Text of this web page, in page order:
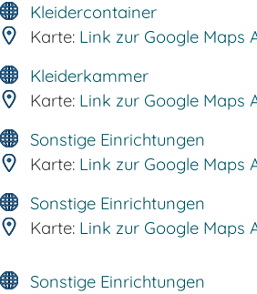
Kleidercontainer
Karte: Link zur Google Maps
Kleiderkammer
Karte: Link zur Google Maps
Sonstige Einrichtungen
Karte: Link zur Google Maps
Sonstige Einrichtungen
Karte: Link zur Google Maps
Sonstige Einrichtungen